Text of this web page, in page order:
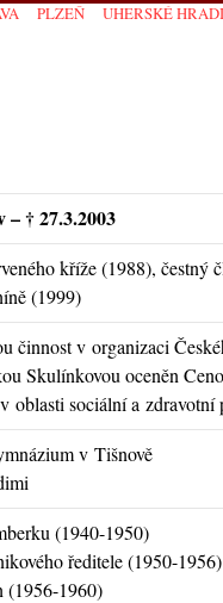
– † 27.3.2003
kříže (1988), čestný
(1999)
činnost v organizaci
Skulínkovou oceněn
oblasti sociální a zdravotní
v Tišnově
(1940-1950)
ředitele (1950-1956)
(1956-1960)
UHERSKÉ
PLZEŇ